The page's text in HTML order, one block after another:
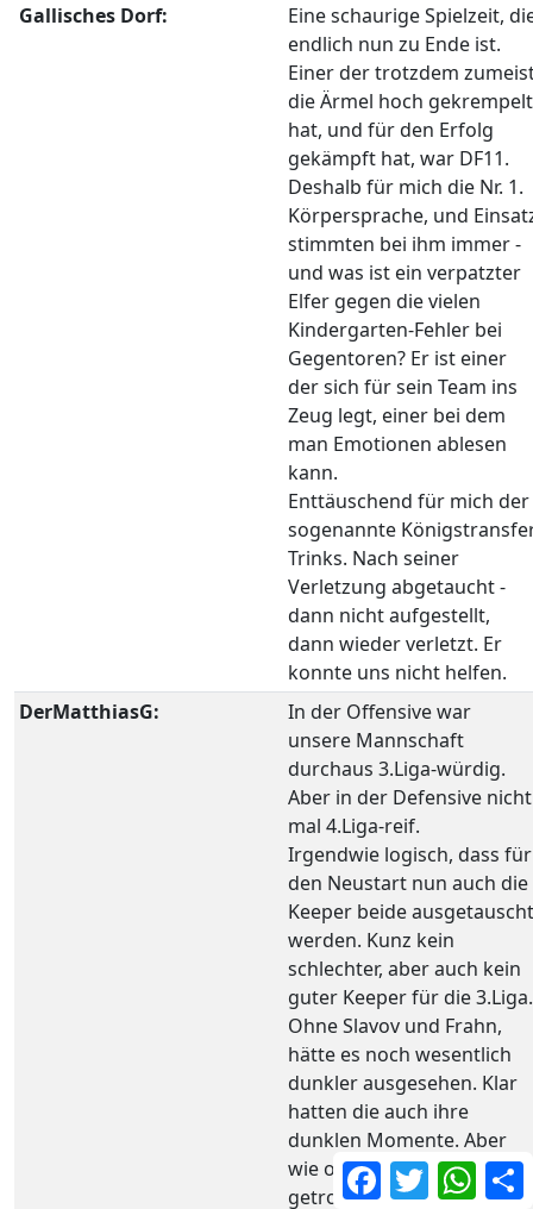
Facebook
Twitter
Gallisches Dorf:
Eine schaurige Spielzeit,
endlich nun zu Ende ist.
Einer der trotzdem
die Ärmel hoch gekrempelt
hat, und für den Erfolg
gekämpft hat, war DF11.
Deshalb für mich die Nr. 1.
Körpersprache, und
stimmten bei ihm immer -
und was ist ein verpatzter
Elfer gegen die vielen
Kindergarten-Fehler bei
Gegentoren? Er ist einer
der sich für sein Team ins
Zeug legt, einer bei dem
man Emotionen ablesen
kann.
Enttäuschend für mich der
sogenannte
Trinks. Nach seiner
Verletzung abgetaucht -
dann nicht aufgestellt,
dann wieder verletzt. Er
konnte uns nicht helfen.
DerMatthiasG:
In der Offensive war
unsere Mannschaft
durchaus 3.Liga-würdig.
Aber in der Defensive nicht
mal 4.Liga-reif.
Irgendwie logisch, dass für
den Neustart nun auch die
Keeper beide ausgetauscht
werden. Kunz kein
schlechter, aber auch kein
guter Keeper für die 3.Liga.
Ohne Slavov und Frahn,
hätte es noch wesentlich
dunkler ausgesehen. Klar
hatten die auch ihre
dunklen Momente. Aber
wie oft haben sie gut
getroffen und hinten